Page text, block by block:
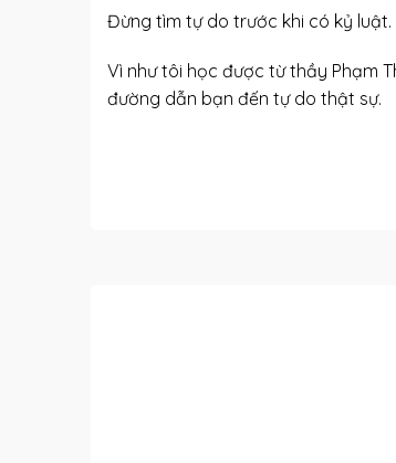
Đừng tìm tự do trước khi có kỷ luật.
Vì như tôi học được từ thầy Phạm
đường dẫn bạn đến tự do thật sự.